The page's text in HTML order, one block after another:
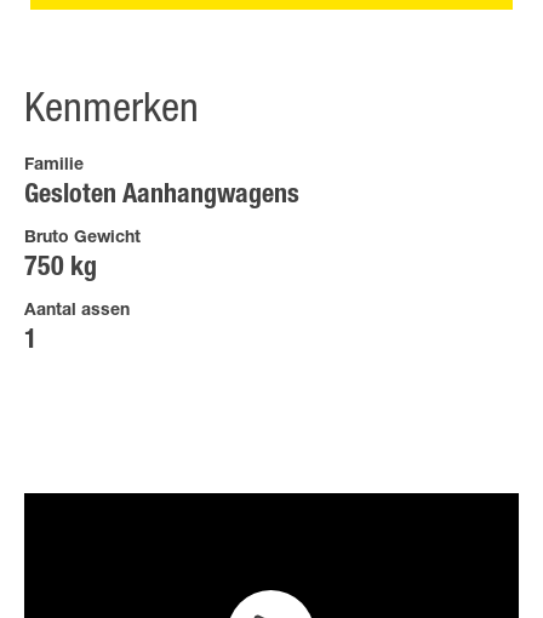
Kenmerken
Familie
Gesloten Aanhangwagens
Bruto Gewicht
750 kg
Aantal assen
1